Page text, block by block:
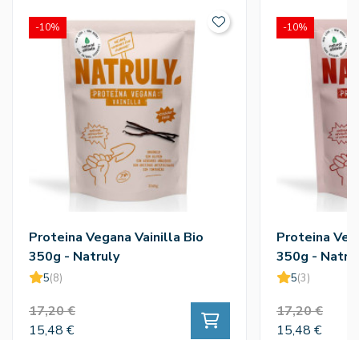
Proteina Vegana Vainilla Bio
350g - Natruly
5(8)
17,20 €
15,48 €
-10%
Proteina
350g -
5(3)
17,20 €
15,48 €
-10%